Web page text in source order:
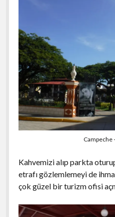
Campeche
Kahvemizi alıp parkta
etrafı gözlemlemeyi de
çok güzel bir turizm ofisi